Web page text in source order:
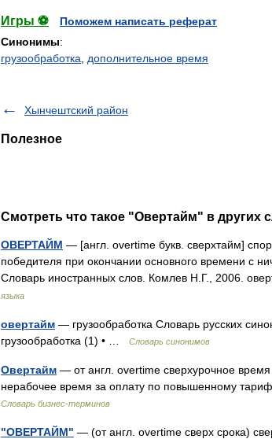
Игры ⚽
Поможем написать реферат
Синонимы:
грузообработка
дополнительное время
Хынчештский район
Полезное
Смотреть что такое "Овертайм" в других
ОВЕРТАЙМ — [англ. overtime букв. сверхтайм]
победителя при окончании основного времени с
Словарь иностранных слов. Комлев Н.Г., 2006.
языка
овертайм — грузообработка Словарь русских
грузообработка (1) • …
Словарь синонимов
Овертайм — от англ. overtime сверхурочное
нерабочее время за оплату по повышенному
Словарь бизнес-терминов
"ОВЕРТАЙМ" — (от англ. overtime сверх срока)